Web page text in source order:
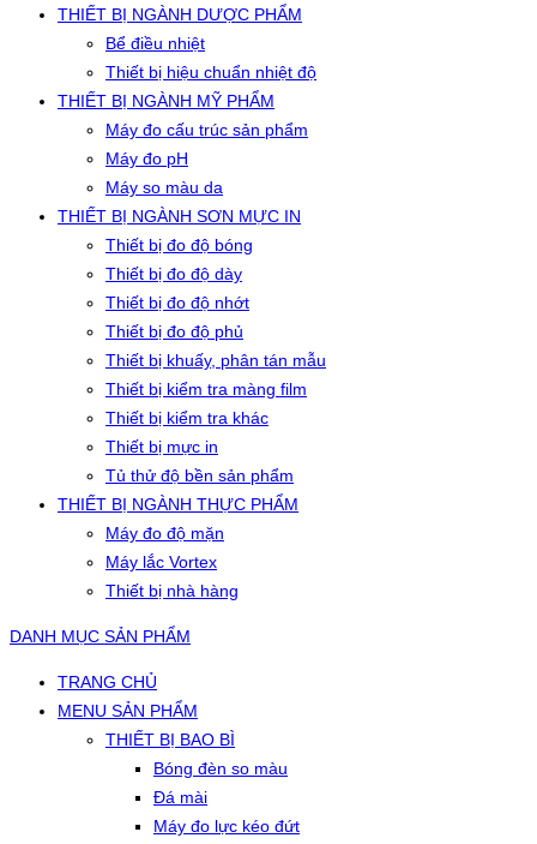
THIẾT BỊ NGÀNH DƯỢC PHẨM
Bể điều nhiệt
Thiết bị hiệu chuẩn nhiệt độ
THIẾT BỊ NGÀNH MỸ PHẨM
Máy đo cấu trúc sản phẩm
Máy đo pH
Máy so màu da
THIẾT BỊ NGÀNH SƠN MỰC IN
Thiết bị đo độ bóng
Thiết bị đo độ dày
Thiết bị đo độ nhớt
Thiết bị đo độ phủ
Thiết bị khuấy, phân tán mẫu
Thiết bị kiểm tra màng film
Thiết bị kiểm tra khác
Thiết bị mực in
Tủ thử độ bền sản phẩm
THIẾT BỊ NGÀNH THỰC PHẨM
Máy đo độ mặn
Máy lắc Vortex
Thiết bị nhà hàng
DANH MỤC SẢN PHẨM
TRANG CHỦ
MENU SẢN PHẨM
THIẾT BỊ BAO BÌ
Bóng đèn so màu
Đá mài
Máy đo lực kéo đứt